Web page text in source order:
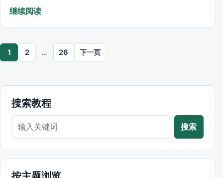
继续阅读
文章分页
1 2 … 26 下一页
搜索教程
搜索教程
搜索